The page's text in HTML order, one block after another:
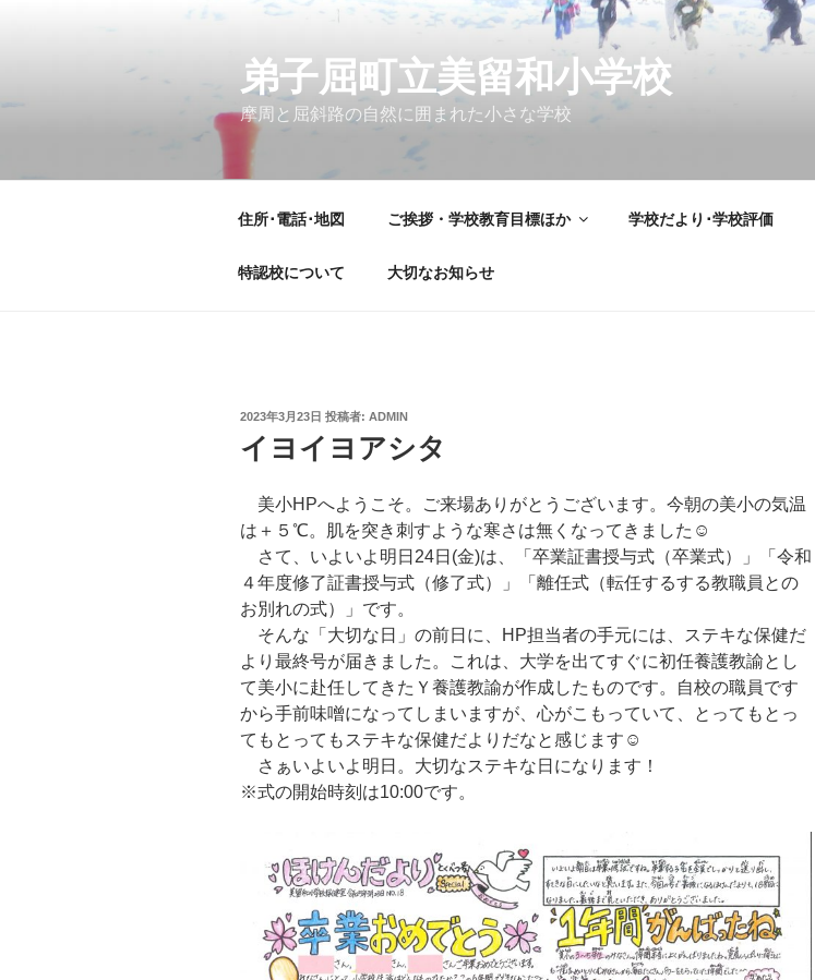
弟子屈町立美留和小学校
摩周と屈斜路の自然に囲まれた小さな学校
住所･電話･地図 ご挨拶・学校教育目標ほか 学校だより･学校評価
特認校について 大切なお知らせ
投
日:
2023年3月23日 投稿者: ADMIN
イヨイヨアシタ
美小HPへようこそ。ご来場ありがとうございます。今朝の美小の気温
は＋５℃。肌を突き刺すような寒さは無くなってきました☺
さて、いよいよ明日24日(金)は、「卒業証書授与式（卒業式）」「令和
４年度修了証書授与式（修了式）」「離任式（転任するする教職員との
お別れの式）」です。
そんな「大切な日」の前日に、HP担当者の手元には、ステキな保健だ
より最終号が届きました。これは、大学を出てすぐに初任養護教諭とし
て美小に赴任してきたＹ養護教諭が作成したものです。自校の職員です
から手前味噌になってしまいますが、心がこもっていて、とってもとっ
てもとってもステキな保健だよりだなと感じます☺
さぁいよいよ明日。大切なステキな日になります！
※式の開始時刻は10:00です。